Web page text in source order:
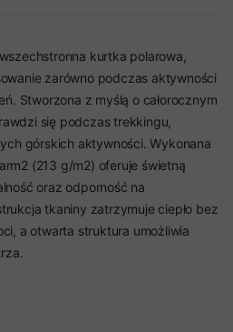
kurtka polarowa,
zarówno podczas aktywności
Stworzona z myślą o całorocznym
się podczas trekkingu,
górskich aktywności. Wykonana
(213 g/m2) oferuje świetną
oraz odporność na
tkaniny zatrzymuje ciepło bez
a otwarta struktura umożliwia